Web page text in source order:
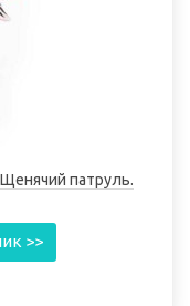
патруль.
>>